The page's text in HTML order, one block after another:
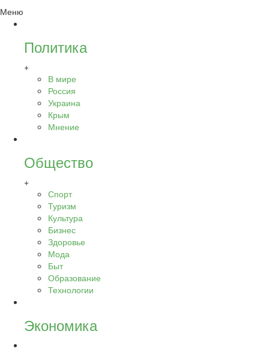
Меню
Политика
+
В мире
Россия
Украина
Крым
Мнение
Общество
+
Спорт
Туризм
Культура
Бизнес
Здоровье
Мода
Быт
Образование
Технологии
Экономика